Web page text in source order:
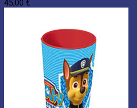
45,00 €